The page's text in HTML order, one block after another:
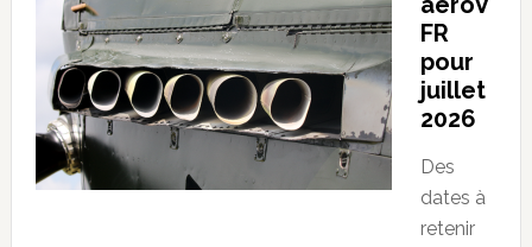
FR
pour
juillet
2026
Des
dates à
retenir